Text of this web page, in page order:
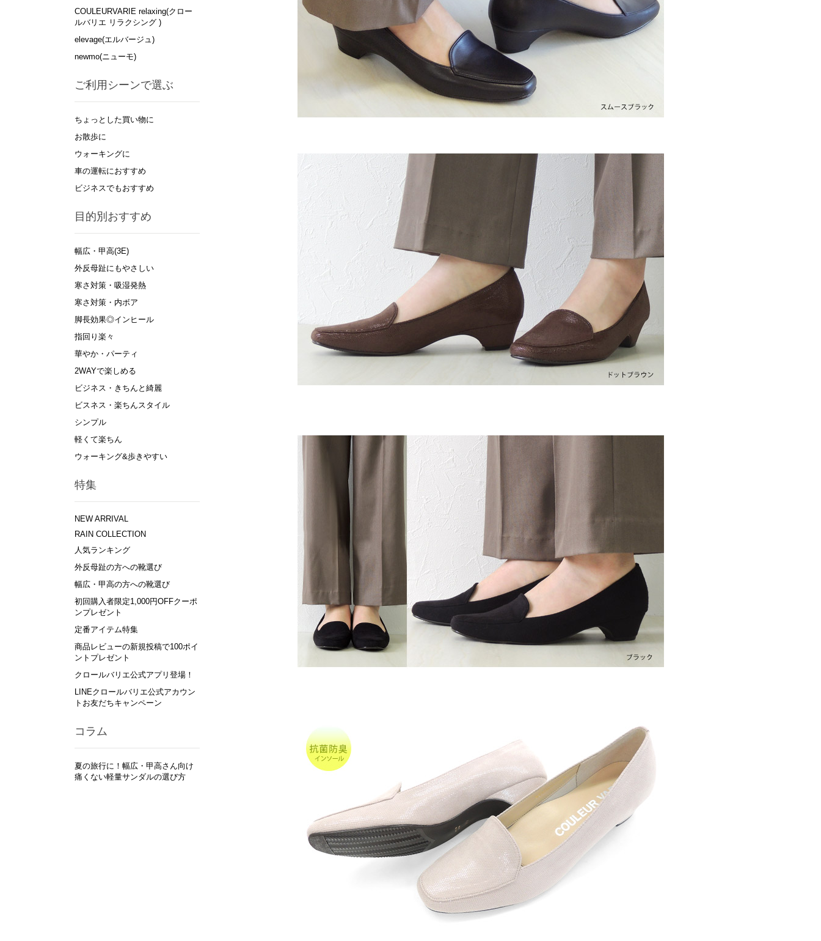
COULEURVARIE relaxing(クロー
ルバリエ リラクシング )
elevage(エルバージュ)
newmo(ニューモ)
ご利用シーンで選ぶ
ちょっとした買い物に
お散歩に
ウォーキングに
車の運転におすすめ
ビジネスでもおすすめ
目的別おすすめ
幅広・甲高(3E)
外反母趾にもやさしい
寒さ対策・吸湿発熱
寒さ対策・内ボア
脚長効果◎インヒール
指回り楽々
華やか・パーティ
2WAYで楽しめる
ビジネス・きちんと綺麗
ビスネス・楽ちんスタイル
シンプル
軽くて楽ちん
ウォーキング&歩きやすい
特集
NEW ARRIVAL
RAIN COLLECTION
人気ランキング
外反母趾の方への靴選び
幅広・甲高の方への靴選び
初回購入者限定1,000円OFFクーポ
ンプレゼント
定番アイテム特集
商品レビューの新規投稿で100ポイ
ントプレゼント
クロールバリエ公式アプリ登場！
LINEクロールバリエ公式アカウン
トお友だちキャンペーン
コラム
夏の旅行に！幅広・甲高さん向け
痛くない軽量サンダルの選び方